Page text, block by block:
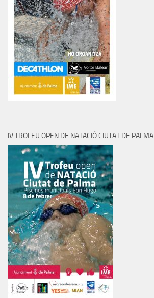
IV TROFEU OPEN DE NATACIÓ CIUTAT DE PALMA